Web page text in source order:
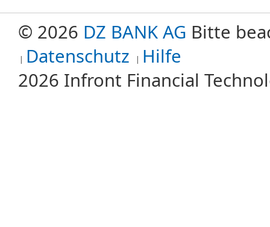
© 2026 DZ BANK AG Bitte
Datenschutz Hilfe
2026 Infront Financial